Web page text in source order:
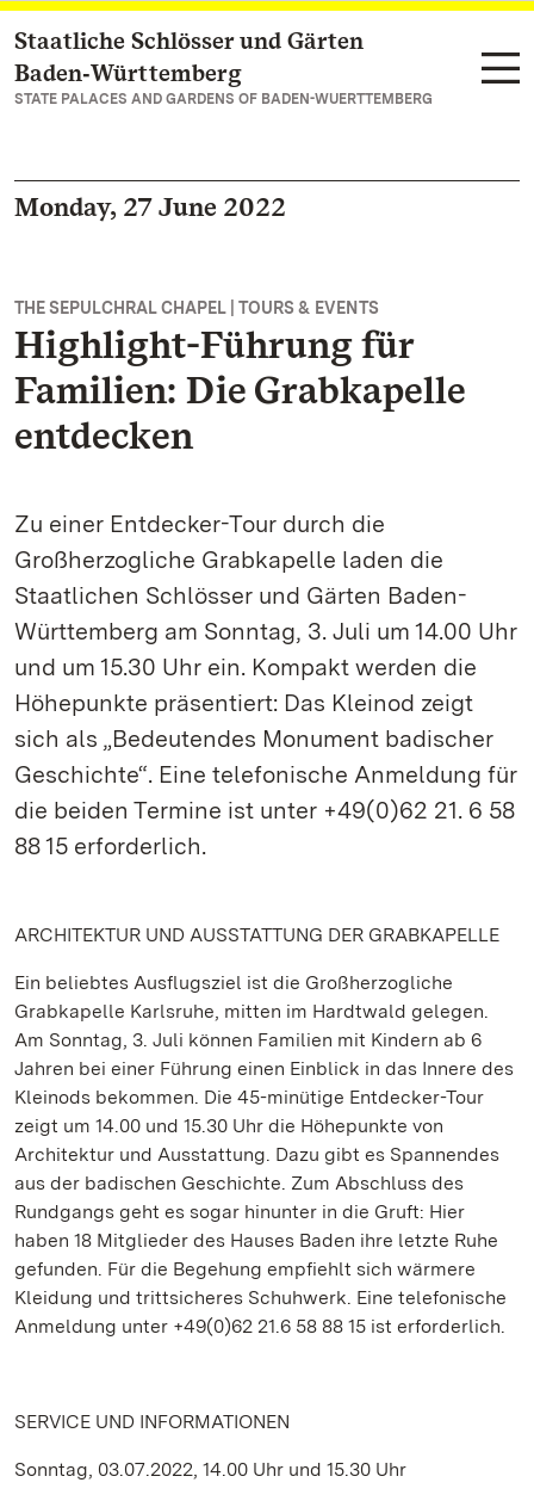
Navigate to main page
Staatliche Schlösser und Gärten
Baden‑Württemberg
STATE PALACES AND GARDENS OF BADEN-WUERTTEMBERG
Monday, 27 June 2022
THE SEPULCHRAL CHAPEL | TOURS & EVENTS
Highlight-Führung für
Familien: Die Grabkapelle
entdecken
Zu einer Entdecker-Tour durch die
Großherzogliche Grabkapelle laden die
Staatlichen Schlösser und Gärten Baden-
Württemberg am Sonntag, 3. Juli um 14.00 Uhr
und um 15.30 Uhr ein. Kompakt werden die
Höhepunkte präsentiert: Das Kleinod zeigt
sich als „Bedeutendes Monument badischer
Geschichte“. Eine telefonische Anmeldung für
die beiden Termine ist unter +49(0)62 21. 6 58
88 15 erforderlich.
ARCHITEKTUR UND AUSSTATTUNG DER GRABKAPELLE
Ein beliebtes Ausflugsziel ist die Großherzogliche
Grabkapelle Karlsruhe, mitten im Hardtwald gelegen.
Am Sonntag, 3. Juli können Familien mit Kindern ab 6
Jahren bei einer Führung einen Einblick in das Innere des
Kleinods bekommen. Die 45-minütige Entdecker-Tour
zeigt um 14.00 und 15.30 Uhr die Höhepunkte von
Architektur und Ausstattung. Dazu gibt es Spannendes
aus der badischen Geschichte. Zum Abschluss des
Rundgangs geht es sogar hinunter in die Gruft: Hier
haben 18 Mitglieder des Hauses Baden ihre letzte Ruhe
gefunden. Für die Begehung empfiehlt sich wärmere
Kleidung und trittsicheres Schuhwerk. Eine telefonische
Anmeldung unter +49(0)62 21.6 58 88 15 ist erforderlich.
SERVICE UND INFORMATIONEN
Sonntag, 03.07.2022, 14.00 Uhr und 15.30 Uhr